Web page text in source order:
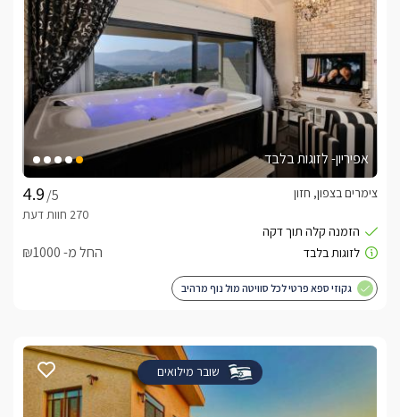
אפיריון- לזוגות בלבד
/5
צימרים בצפון, חזון
החל מ- ₪1000
גקוזי ספא פרטי לכל סוויטה מול נוף מרהיב
שובר מילואים